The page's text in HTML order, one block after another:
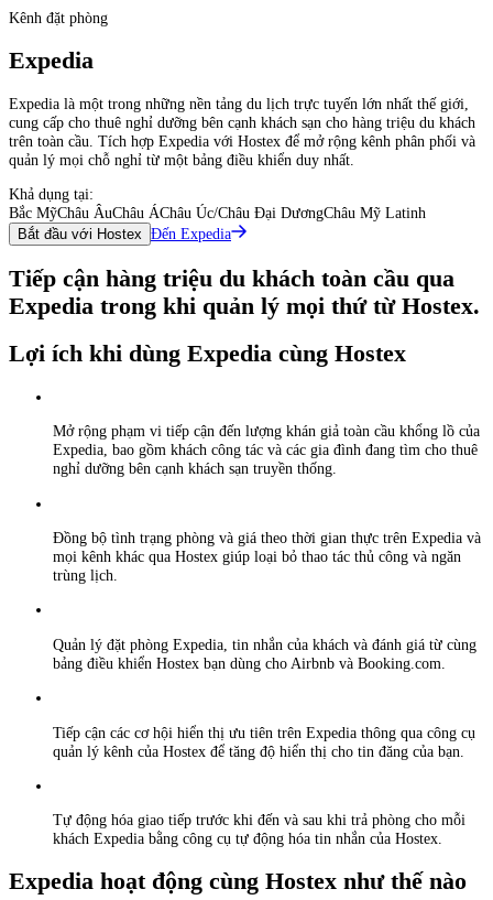
Kênh đặt phòng
Expedia
Expedia là một trong những nền tảng du lịch trực tuyến lớn nhất thế giới,
cung cấp cho thuê nghỉ dưỡng bên cạnh khách sạn cho hàng triệu du khách
trên toàn cầu. Tích hợp Expedia với Hostex để mở rộng kênh phân phối và
quản lý mọi chỗ nghỉ từ một bảng điều khiển duy nhất.
Khả dụng tại:
Bắc MỹChâu ÂuChâu ÁChâu Úc/Châu Đại DươngChâu Mỹ Latinh
Bắt đầu với Hostex Đến Expedia
Tiếp cận hàng triệu du khách toàn cầu qua
Expedia trong khi quản lý mọi thứ từ Hostex.
Lợi ích khi dùng Expedia cùng Hostex
Mở rộng phạm vi tiếp cận đến lượng khán giả toàn cầu khổng lồ của
Expedia, bao gồm khách công tác và các gia đình đang tìm cho thuê
nghỉ dưỡng bên cạnh khách sạn truyền thống.
Đồng bộ tình trạng phòng và giá theo thời gian thực trên Expedia và
mọi kênh khác qua Hostex giúp loại bỏ thao tác thủ công và ngăn
trùng lịch.
Quản lý đặt phòng Expedia, tin nhắn của khách và đánh giá từ cùng
bảng điều khiển Hostex bạn dùng cho Airbnb và Booking.com.
Tiếp cận các cơ hội hiển thị ưu tiên trên Expedia thông qua công cụ
quản lý kênh của Hostex để tăng độ hiển thị cho tin đăng của bạn.
Tự động hóa giao tiếp trước khi đến và sau khi trả phòng cho mỗi
khách Expedia bằng công cụ tự động hóa tin nhắn của Hostex.
Expedia hoạt động cùng Hostex như thế nào